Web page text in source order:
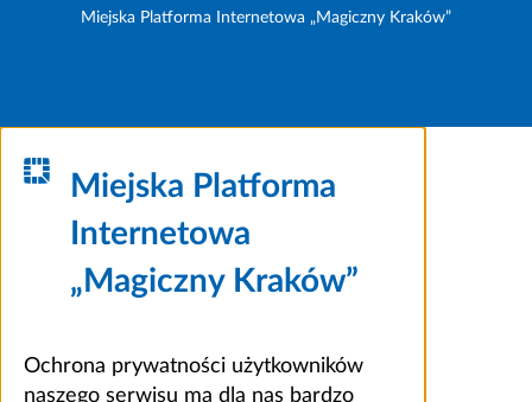
Miejska Platforma Internetowa „Magiczny Kraków”
Miejska Platforma
Internetowa
„Magiczny Kraków”
Ochrona prywatności użytkowników
naszego serwisu ma dla nas bardzo